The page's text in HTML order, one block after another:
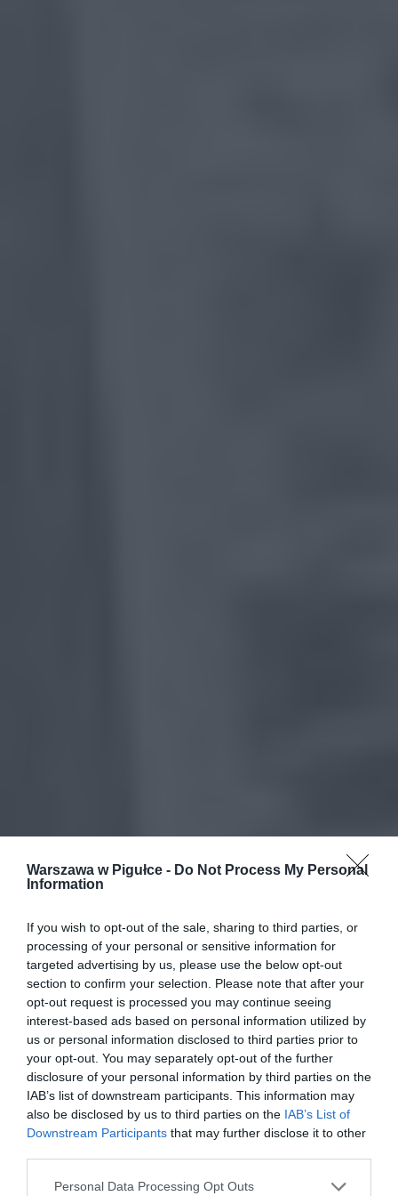
Warszawa w Pigułce - Do Not Process My Personal
Information
If you wish to opt-out of the sale, sharing to third parties, or
processing of your personal or sensitive information for
targeted advertising by us, please use the below opt-out
section to confirm your selection. Please note that after your
opt-out request is processed you may continue seeing
interest-based ads based on personal information utilized by
us or personal information disclosed to third parties prior to
your opt-out. You may separately opt-out of the further
disclosure of your personal information by third parties on the
IAB’s list of downstream participants. This information may
also be disclosed by us to third parties on the IAB’s List of
Downstream Participants that may further disclose it to other
Personal Data Processing Opt Outs